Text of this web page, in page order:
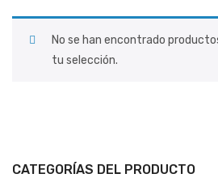
No se han encontrado
tu selección.
CATEGORÍAS DEL PRODUCTO